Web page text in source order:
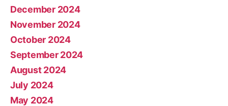
December 2024
November 2024
October 2024
September 2024
August 2024
July 2024
May 2024